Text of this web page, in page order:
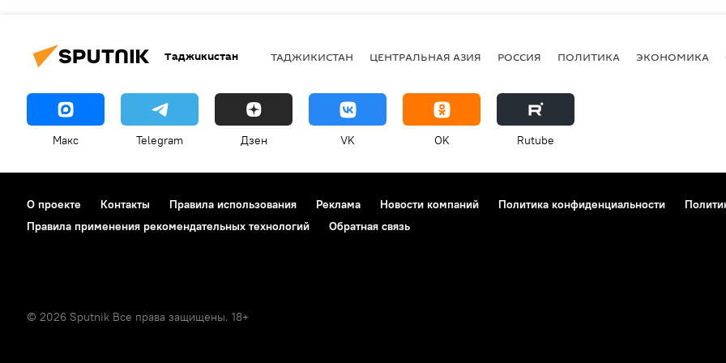
Таджикистан ТАДЖИКИСТАН ЦЕНТРАЛЬНАЯ АЗИЯ РОССИЯ ПОЛИТИКА ЭКОНОМИКА
Макс Telegram Дзен VK OK Rutube
О проекте Контакты Правила использования Реклама Новости компаний Политика конфиденциальности
Правила применения рекомендательных технологий
Обратная связь
© 2026 Sputnik Все права защищены. 18+